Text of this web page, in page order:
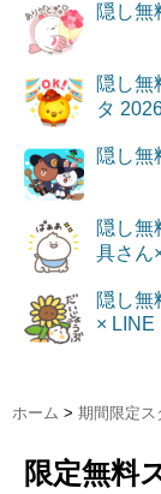
隠し無
隠し無
タ
隠し無
隠し無
具さん
隠し無
× LINE
ホーム > 期間限定ス
限定無料